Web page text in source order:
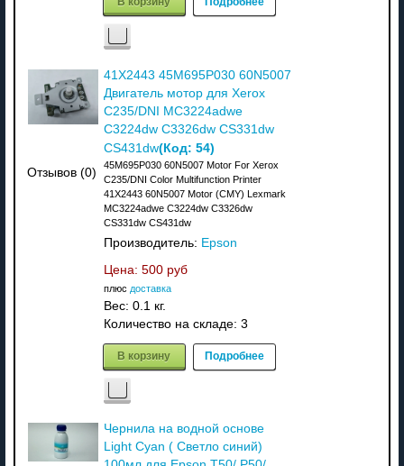
Отзывов (0)
41X2443 45M695P030 60N5007
Двигатель мотор для Xerox
C235/DNI MC3224adwe
C3224dw C3326dw CS331dw
CS431dw(Код: 54)
45M695P030 60N5007 Motor For Xerox
C235/DNI Color Multifunction Printer
41X2443 60N5007 Motor (CMY) Lexmark
MC3224adwe C3224dw C3326dw
CS331dw CS431dw
Производитель: Epson
Цена: 500 руб
плюс доставка
Вес: 0.1 кг.
Количество на складе: 3
В корзину Подробнее
Чернила на водной основе
Light Cyan ( Светло синий)